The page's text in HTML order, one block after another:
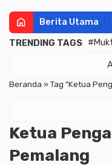
home Berita Utama
TRENDING TAGS
Beranda »Tag "Ketua
Ketua
Pemalang